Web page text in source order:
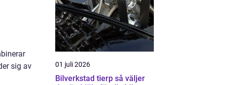
sig av
01 juli 2026
Bilverkstad tierp så väljer